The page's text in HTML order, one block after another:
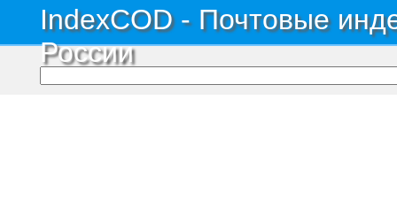
IndexCOD - Почтовые
России